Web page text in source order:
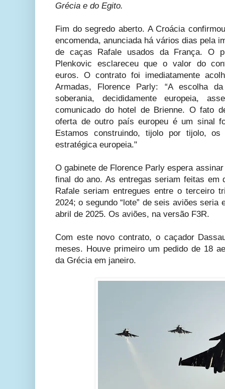
Grécia e do Egito.
Fim do segredo aberto. A Croácia
encomenda, anunciada há vários dias pela
de caças Rafale usados ​​da França. O
Plenkovic esclareceu que o valor do
euros. O contrato foi imediatamente
Armadas, Florence Parly: “A escolha
soberania, decididamente europeia,
comunicado do hotel de Brienne. O fato
oferta de outro país europeu é um sinal
Estamos construindo, tijolo por tijolo,
estratégica europeia."
O gabinete de Florence Parly espera
final do ano. As entregas seriam feitas em
Rafale seriam entregues entre o terceiro
2024; o segundo “lote” de seis aviões seria
abril de 2025. Os aviões, na versão F3R.
Com este novo contrato, o caçador
meses. Houve primeiro um pedido de 18
da Grécia em janeiro.